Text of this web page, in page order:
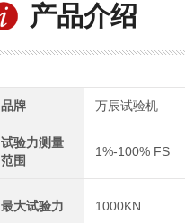
产品介绍
品牌 万辰试验机
试验力测量
范围
1%-100% FS
最大试验力 1000KN